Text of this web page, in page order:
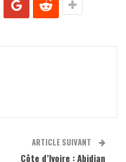
ARTICLE SUIVANT
Côte d’Ivoire : Abidjan